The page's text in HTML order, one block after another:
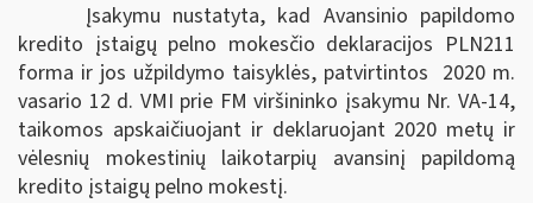
Įsakymu nustatyta, kad Avansinio papildomo
kredito įstaigų pelno mokesčio deklaracijos PLN211
forma ir jos užpildymo taisyklės, patvirtintos 2020 m.
vasario 12 d. VMI prie FM viršininko įsakymu Nr. VA-14,
taikomos apskaičiuojant ir deklaruojant 2020 metų ir
vėlesnių mokestinių laikotarpių avansinį papildomą
kredito įstaigų pelno mokestį.